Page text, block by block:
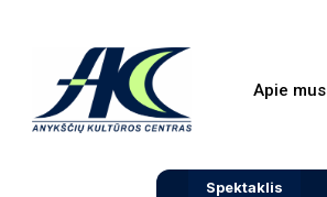
Apie mus
Spektaklis